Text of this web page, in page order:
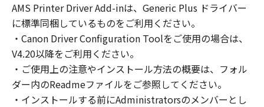
「本ソフトウェア」を１部、複製することがで
きます。
(3) 上記(1)および(2)に定める場合を除き、キヤ
ノンまたはキヤノンのライセンサーのいかなる
知的財産権も、明示たると黙示たるとを問わ
ず、本契約書によってお客様に譲渡あるいは許
諾されるものではありません。
AMS Printer Driver Add-inは、Generic Plus ドライバー
に標準同梱しているものをご利用ください。
・Canon Driver Configuration Toolをご使用の場合は、
V4.20以降をご利用ください。
・ご使用上の注意やインストール方法の概要は、フォル
ダー内のReadmeファイルをご参照してください。
・インストールする前にAdministratorsのメンバーとし